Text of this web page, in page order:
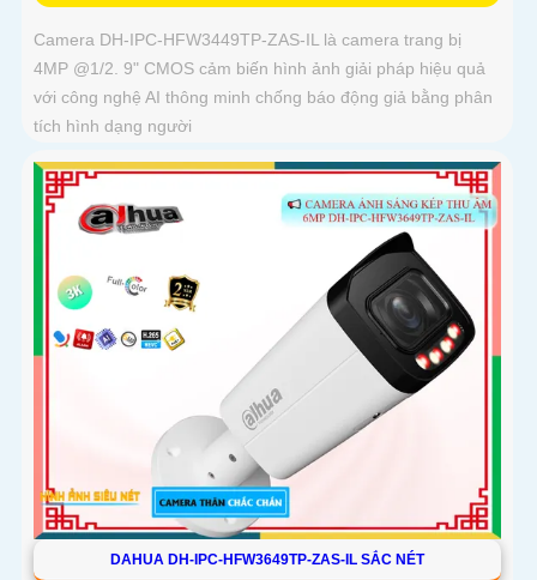
Camera DH-IPC-HFW3449TP-ZAS-IL là camera trang bị
4MP @1/2. 9" CMOS cảm biến hình ảnh giải pháp hiệu quả
với công nghệ AI thông minh chống báo động giả bằng phân
tích hình dạng người
DAHUA DH-IPC-HFW3649TP-ZAS-IL SẮC NÉT